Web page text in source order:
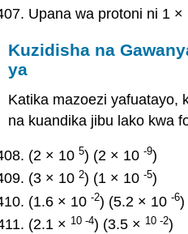
Upana wa protoni ni 1
Kuzidisha na
ya
Katika mazoezi yafuatayo,
na kuandika jibu lako kwa
(2 × 105) (2 × 10-9)
(3 × 102) (1 × 10-5)
(1.6 × 10-2) (5.2 × 10-6)
(2.1 × 10 -4) (3.5 × 10 -2)